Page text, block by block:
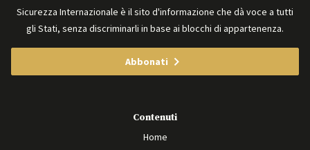
Sicurezza Internazionale è il sito d'informazione che dà voce a tutti
gli Stati, senza discriminarli in base ai blocchi di appartenenza.
Abbonati
Contenuti
Home